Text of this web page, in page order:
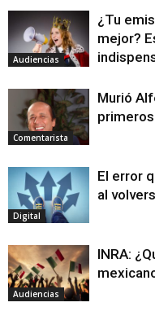
Audiencias
¿Tu
mejor?
Comentarista
Murió
Digital
El error
al
Audiencias
INRA: